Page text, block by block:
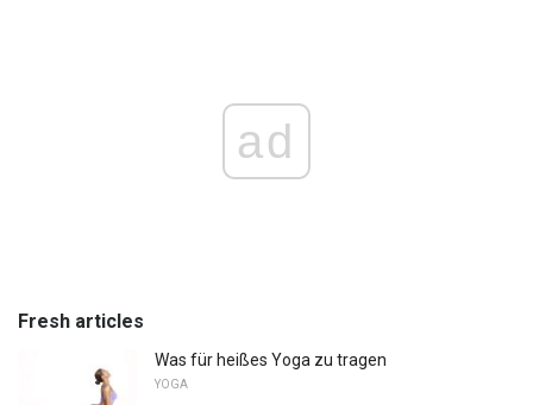
ad
Fresh articles
Was für heißes Yoga zu tragen
YOGA